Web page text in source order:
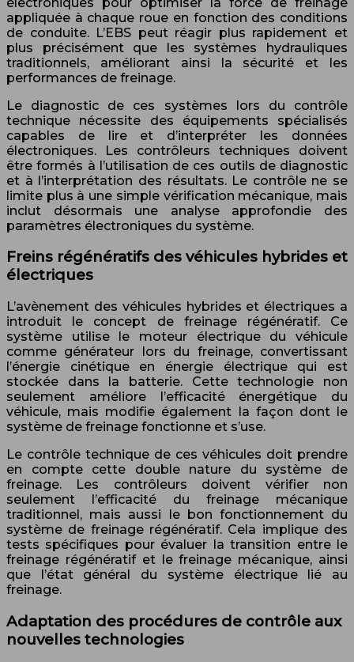
appliquée à chaque roue en fonction des conditions
de conduite. L’EBS peut réagir plus rapidement et
plus précisément que les systèmes hydrauliques
traditionnels, améliorant ainsi la sécurité et les
performances de freinage.
Le diagnostic de ces systèmes lors du contrôle
technique nécessite des équipements spécialisés
capables de lire et d’interpréter les données
électroniques. Les contrôleurs techniques doivent
être formés à l’utilisation de ces outils de diagnostic
et à l’interprétation des résultats. Le contrôle ne se
limite plus à une simple vérification mécanique, mais
inclut désormais une analyse approfondie des
paramètres électroniques du système.
Freins régénératifs des véhicules hybrides et
électriques
L’avènement des véhicules hybrides et électriques a
introduit le concept de freinage régénératif. Ce
système utilise le moteur électrique du véhicule
comme générateur lors du freinage, convertissant
l’énergie cinétique en énergie électrique qui est
stockée dans la batterie. Cette technologie non
seulement améliore l’efficacité énergétique du
véhicule, mais modifie également la façon dont le
système de freinage fonctionne et s’use.
Le contrôle technique de ces véhicules doit prendre
en compte cette double nature du système de
freinage. Les contrôleurs doivent vérifier non
seulement l’efficacité du freinage mécanique
traditionnel, mais aussi le bon fonctionnement du
système de freinage régénératif. Cela implique des
tests spécifiques pour évaluer la transition entre le
freinage régénératif et le freinage mécanique, ainsi
que l’état général du système électrique lié au
freinage.
Adaptation des procédures de contrôle aux
nouvelles technologies